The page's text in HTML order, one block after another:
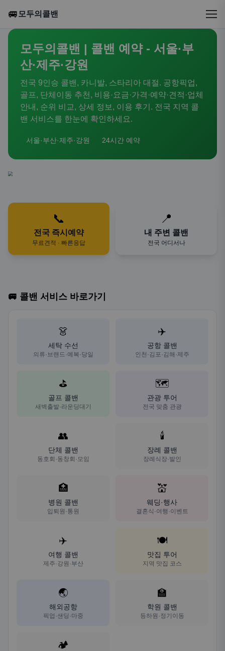
🚐 모두의콜밴
모두의콜밴 | 콜밴 예약 - 서울·부
산·제주·강원
전국 9인승 콜밴, 카니발, 스타리아 대절. 공항픽업,
골프, 단체이동 추천, 비용·요금·가격·예약·견적·업체
안내, 순위 비교, 상세 정보, 이용 후기. 전국 지역 콜
밴 서비스를 한눈에 확인하세요.
서울·부산·제주·강원 24시간 예약
📞
전국 즉시예약
무료견적 · 빠른응답
📍
내 주변 콜밴
전국 어디서나
🚐 콜밴 서비스 바로가기
👗
세탁 수선
의류·브랜드·예복·당일
✈️
공항 콜밴
인천·김포·김해·제주
⛳
골프 콜밴
새벽출발·라운딩대기
🗺️
관광 투어
전국 맞춤 관광
👥
단체 콜밴
동호회·동창회·모임
🕯️
장례 콜밴
장례식장·발인
🏥
병원 콜밴
입퇴원·통원
💒
웨딩·행사
결혼식·여행·이벤트
✈️
여행 콜밴
제주·강원·부산
🍽️
맛집 투어
지역 맛집 코스
🌏
해외공항
픽업·샌딩·마중
🏫
학원 콜밴
등하원·정기이동
🏕️